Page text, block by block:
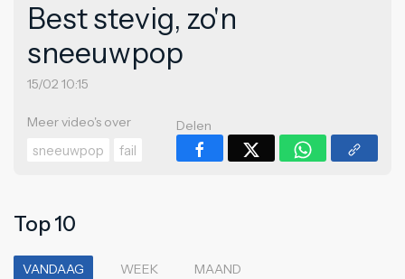
Best stevig, zo'n
sneeuwpop
15/02 10:15
Meer video's over
sneeuwpop
fail
Delen
Top 10
VANDAAG WEEK MAAND